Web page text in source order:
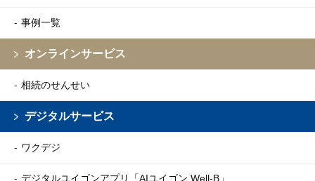
事例一覧
オンラインサービス
相続のせんせい
デジタルサービス
ワクデジ
デジタルユイゴンアプリ 「AIユイゴン Well-B」